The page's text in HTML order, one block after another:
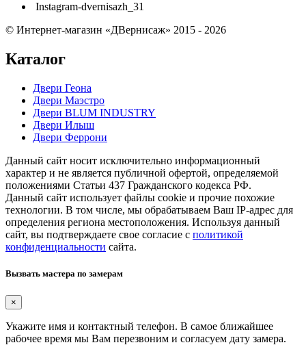
Instagram-dvernisazh_31
© Интернет-магазин «ДВернисаж» 2015 - 2026
Каталог
Двери Геона
Двери Маэстро
Двери BLUM INDUSTRY
Двери Илыш
Двери Феррони
Данный сайт носит исключительно информационный
характер и не является публичной офертой, определяемой
положениями Статьи 437 Гражданского кодекса РФ.
Данный сайт использует файлы cookie и прочие похожие
технологии. В том числе, мы обрабатываем Ваш IP-адрес для
определения региона местоположения. Используя данный
сайт, вы подтверждаете свое согласие с политикой
конфиденциальности сайта.
Вызвать мастера по замерам
×
Укажите имя и контактный телефон. В самое ближайшее
рабочее время мы Вам перезвоним и согласуем дату замера.